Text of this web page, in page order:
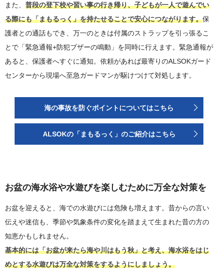
また、 普段の登下校や習い事の行き帰り、子どもが一人で遊んでい
る際にも「まもるっく」を持たせることで安心につながります。保
護者との通話もでき、万一のときは付属のストラップを引っ張るこ
とで「緊急通報+防犯ブザーの鳴動」を同時に行えます。緊急通報が
あると、保護者へすぐに通知。依頼があれば最寄りのALSOKガード
センターから現場へ至急ガードマンが駆けつけて対処します。
海の事故を防ぐポイントについてはこちら
ALSOKの「まもるっく」のご紹介はこちら
お盆の海水浴や水遊びを楽しむために万全な対策を
お盆を迎えると、海での水遊びには危険も増えます。昔からの言い
伝えや迷信も、季節や気象条件の変化を踏まえて生まれた昔の方の
知恵かもしれません。
基本的には「お盆が来たら海や川はもう秋」と考え、海水浴をはじ
めとする水遊びは万全な対策をするようにしましょう。